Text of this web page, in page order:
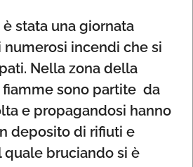
stata una giornata
numerosi incendi che si
Nella zona della
fiamme sono partite da
e propagandosi hanno
deposito di rifiuti e
quale bruciando si è